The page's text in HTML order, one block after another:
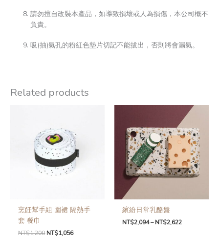
請勿擅自改裝本產品，如導致損壞或人為損傷，本公司概不
負責。
吸(抽)氣孔的粉紅色墊片切記不能拔出，否則將會漏氣。
Related products
烹飪幫手組 圍裙 隔熱手
套 餐巾
NT$1,200 NT$1,056
繽紛日常乳酪盤
NT$2,094–NT$2,622